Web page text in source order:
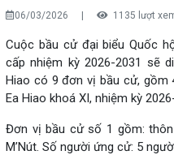
06/03/2026 1135 lượt
Cuộc bầu cử đại biểu Quốc
cấp nhiệm kỳ 2026-2031 sẽ
Hiao có 9 đơn vị bầu cử, gồm
Ea Hiao khoá XI, nhiệm kỳ
Đơn vị bầu cử số 1 gồm:
M’Nút. Số người ứng cử: 5